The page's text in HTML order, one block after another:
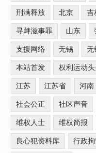
刑满释放 北京 吉
寻衅滋事罪 山东
支援网络 无锡 无
本站首发 权利运动
江苏 江苏省 河南
社会公正 社区声音
维权人士 维权简报
良心犯资料库 行政拘